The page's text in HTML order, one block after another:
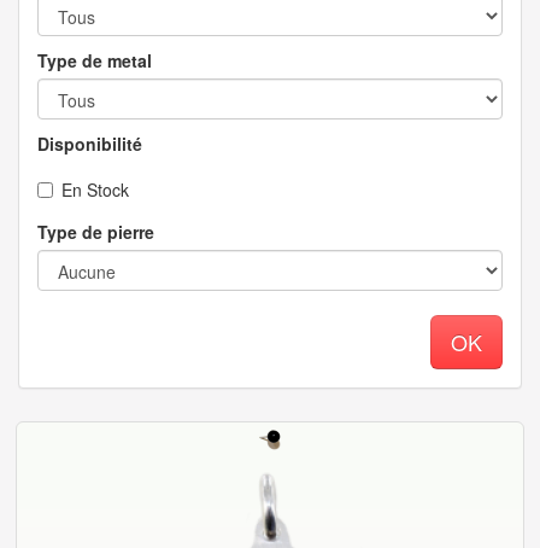
Type de metal
Disponibilité
En Stock
Type de pierre
OK